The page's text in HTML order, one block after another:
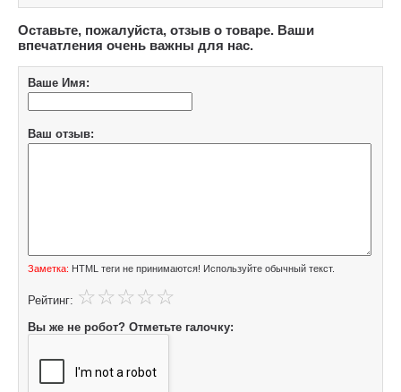
Оставьте, пожалуйста, отзыв о товаре. Ваши
впечатления очень важны для нас.
Ваше Имя:
Ваш отзыв:
Заметка: HTML теги не принимаются! Используйте обычный текст.
Рейтинг:
Вы же не робот? Отметьте галочку: